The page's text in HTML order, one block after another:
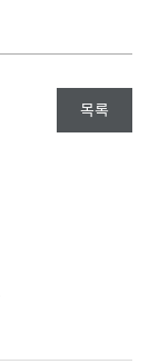
목록